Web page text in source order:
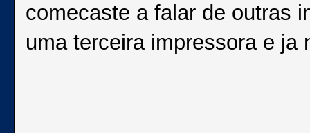
comecaste a falar de outras
uma terceira impressora e ja